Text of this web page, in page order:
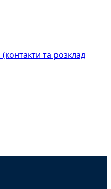
(контакти та розклад